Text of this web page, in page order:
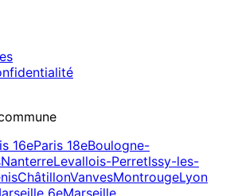
16eParis 18eBoulogne-
NanterreLevallois-PerretIssy-les-
ChâtillonVanvesMontrougeLyon
6eMarseille